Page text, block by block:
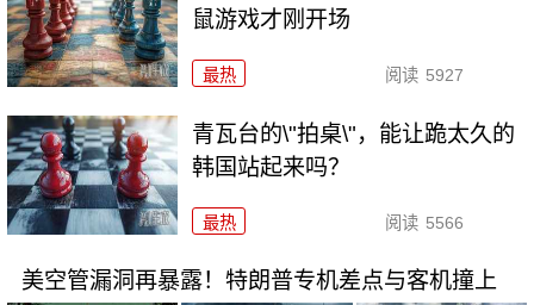
鼠游戏才刚开场
最热 阅读 5927
青瓦台的\"拍桌\"，能让跪太久的
韩国站起来吗？
最热 阅读 5566
美空管漏洞再暴露！特朗普专机差点与客机撞上